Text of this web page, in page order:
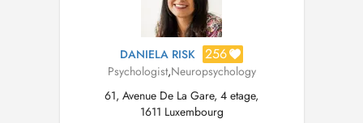
DANIELA RISK 256
Psychologist,Neuropsychology
61, Avenue De La Gare, 4 etage,
1611 Luxembourg